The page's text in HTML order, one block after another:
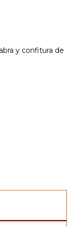
y confitura de